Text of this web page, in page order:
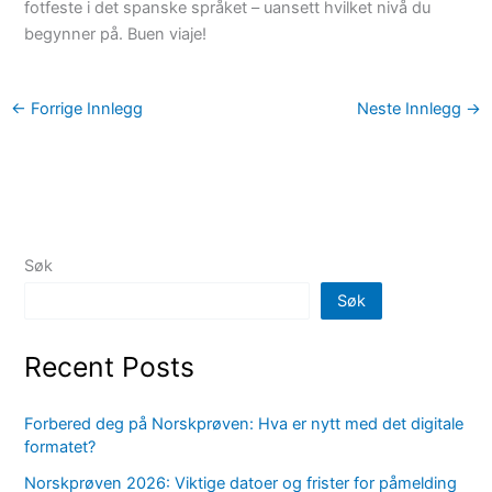
fotfeste i det spanske språket – uansett hvilket nivå du
begynner på. Buen viaje!
← Forrige Innlegg Neste Innlegg →
Søk
Søk
Recent Posts
Forbered deg på Norskprøven: Hva er nytt med det digitale
formatet?
Norskprøven 2026: Viktige datoer og frister for påmelding